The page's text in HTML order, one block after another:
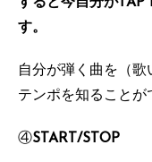
す。
自分が弾く曲を（
テンポを知ることが
④START/STOP